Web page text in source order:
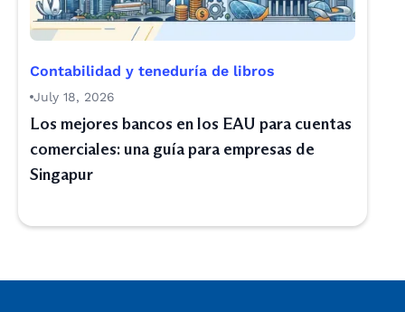
Contabilidad y teneduría de libros
July 18, 2026
Los mejores bancos en los EAU para cuentas
comerciales: una guía para empresas de
Singapur